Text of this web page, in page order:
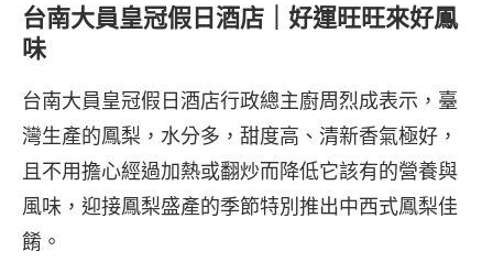
台南大員皇冠假日酒店｜好運旺旺來好鳳
味
台南大員皇冠假日酒店行政總主廚周烈成表示，臺
灣生產的鳳梨，水分多，甜度高、清新香氣極好，
且不用擔心經過加熱或翻炒而降低它該有的營養與
風味，迎接鳳梨盛產的季節特別推出中西式鳳梨佳
餚。